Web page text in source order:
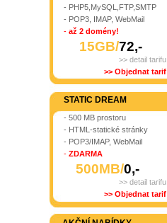
- PHP5,MySQL,FTP,SMTP
- POP3, IMAP, WebMail
- až 2 domény!
15GB/72,-
>> detail tarifu
>> Objednat tarif
STATIC DREAM
- 500 MB prostoru
- HTML-statické stránky
- POP3/IMAP, WebMail
- ZDARMA
500MB/0,-
>> detail tarifu
>> Objednat tarif